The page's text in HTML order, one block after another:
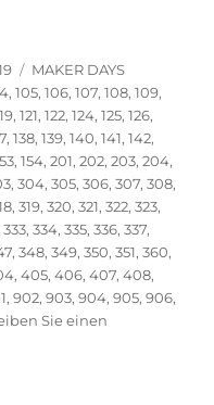
Kategorien
MAKER DAYS
,105,106,107,108,109,
,121,122,124,125,126,
,138,139,140,141,142,
,154,201,202,203,204,
,304,305,306,307,308,
,319,320,321,322,323,
333,334,335,336,337,
,348,349,350,351,360,
,405,406,407,408,
,902,903,904,905,906,
Sie einen